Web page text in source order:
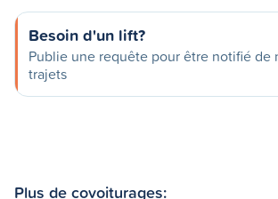
Besoin d'un lift?
Publie une requête pour être notifié de
trajets
Plus de covoiturages: